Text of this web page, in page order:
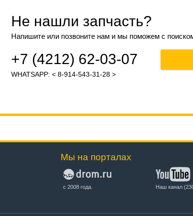
Не нашли запчасть?
Напишите или позвоните нам и мы поможем с
+7 (4212) 62-03-07
WHATSAPP: < 8-914-543-31-28 >
Мы на порталах
с 2008 года. Наш канал